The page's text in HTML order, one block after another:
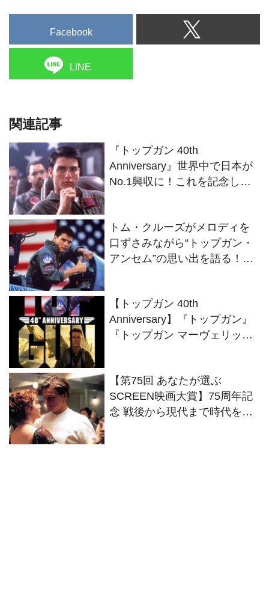
Facebook
LINE
関連記事
『トップガン 40th
Anniversary』世界中で日本が
No.1興収に！これを記念して
上映が決定！
トム・クルーズがメロディを
口ずさみながら“トップガン・
アンセム”の思い出を語る！
【トップガン 40th
Anniversary】『トップガン』
『トップガン マーヴェリッ
【第75回 あなたが選ぶ
SCREEN映画大賞】75周年記
念 戦後から現代まで時代を映